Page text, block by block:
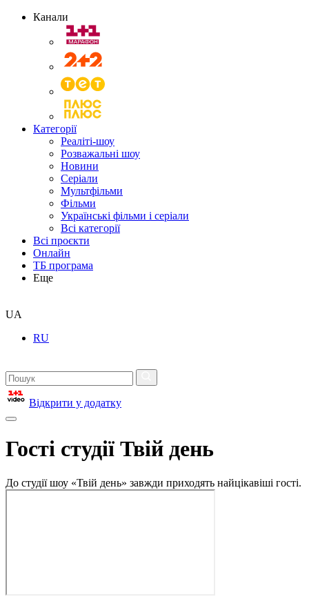
Канали
Категорії
Реаліті-шоу
Розважальні шоу
Новини
Серіали
Мультфільми
Фільми
Українські фільми і серіали
Всі категорії
Всі проєкти
Онлайн
ТБ програма
Еще
UA
RU
Відкрити у додатку
Гості студії Твій день
До студії шоу «Твій день» завжди приходять найцікавіші гості.